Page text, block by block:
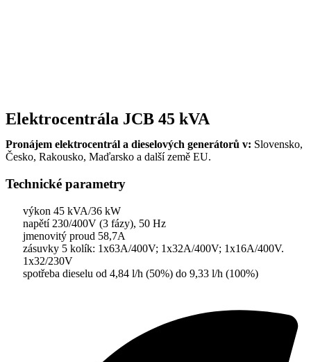
Elektrocentrála JCB 45 kVA
Pronájem elektrocentrál a dieselových generátorů v: Slovensko,
Česko, Rakousko, Maďarsko a další země EU.
Technické parametry
výkon 45 kVA/36 kW
napětí 230/400V (3 fázy), 50 Hz
jmenovitý proud 58,7A
zásuvky 5 kolík: 1x63A/400V; 1x32A/400V; 1x16A/400V.
1x32/230V
spotřeba dieselu od 4,84 l/h (50%) do 9,33 l/h (100%)